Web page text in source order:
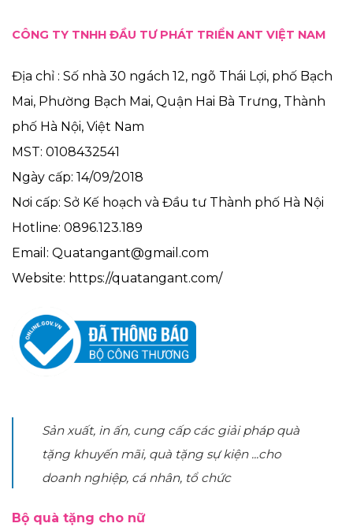
CÔNG TY TNHH ĐẦU TƯ PHÁT TRIỂN ANT VIỆT NAM
Địa chỉ : Số nhà 30 ngách 12, ngõ Thái Lợi, phố Bạch
Mai, Phường Bạch Mai, Quận Hai Bà Trưng, Thành
phố Hà Nội, Việt Nam
MST: 0108432541
Ngày cấp: 14/09/2018
Nơi cấp: Sở Kế hoạch và Đầu tư Thành phố Hà Nội
Hotline: 0896.123.189
Email: Quatangant@gmail.com
Website: https://quatangant.com/
Sản xuất, in ấn, cung cấp các giải pháp quà
tặng khuyến mãi, quà tặng sự kiện ...cho
doanh nghiệp, cá nhân, tổ chức
Bộ quà tặng cho nữ